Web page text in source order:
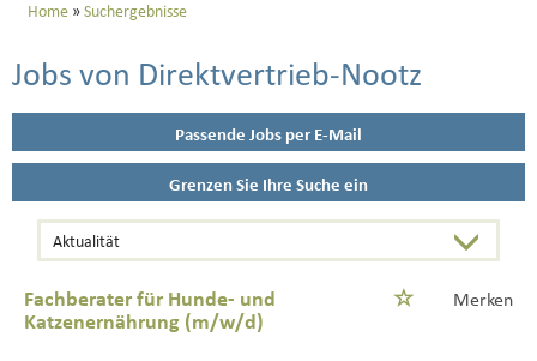
Home Suchergebnisse
Jobs von Direktvertrieb-Nootz
Passende Jobs per E-Mail
Grenzen Sie Ihre Suche ein
Fachberater für Hunde- und
Katzenernährung (m/w/d)
Merken